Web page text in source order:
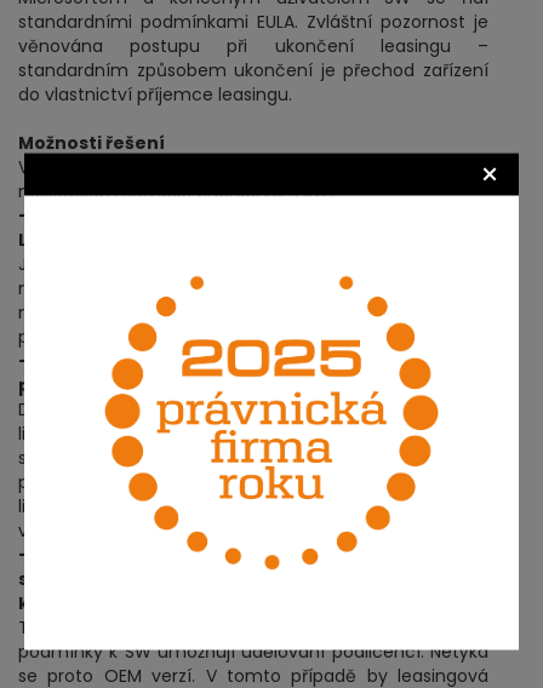
×
standardními podmínkami EULA. Zvláštní pozornost je
věnována postupu při ukončení leasingu –
standardním způsobem ukončení je přechod zařízení
do vlastnictví příjemce leasingu.
Možnosti řešení
Vzhledem k výše uvedenému lze shrnout, že existují
následující možnosti financování SW:
- Rental Rights licence nebo uzavření smlouvy
Leased Computers
Jestliže výrobce umožňuje nabytí Rental Rights licence
nebo uzavření smlouvy Leased Computers, pak
nevzniká na straně leasingové společnosti žádná
překážka.
- Dohoda s výrobcem SW na změně licenčních
podmínek
Dohoda ohledně licenčních podmínek (vymezení
licence pro leasing v podobě Rental Rights licence) je
samozřejmě ideálním řešením, nicméně je možná
pouze tam, kde výrobce je ochotný měnit individuálně
licenční podmínky. To u nadnárodních výrobců je
většinou nepřekonatelná překážka.
- Nabytí vlastnictví k HW a SW leasingovou
společností a následný pronájem HW a podlicence
k SW
Tento model je možný pouze tam, kde licenční
podmínky k SW umožňují udělování podlicencí. Netýká
se proto OEM verzí. V tomto případě by leasingová